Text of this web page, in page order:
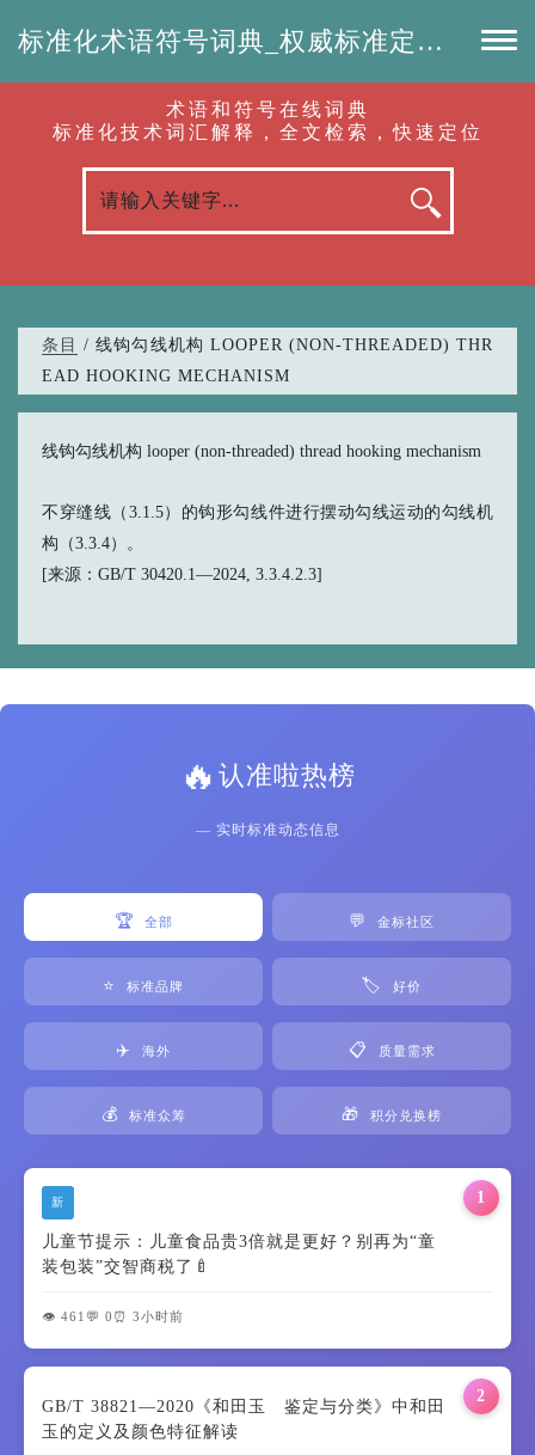
标准化术语符号词典_权威标准定义_专业词汇查询-认准啦（RenZhunLa.com）
术语和符号在线词典
标准化技术词汇解释，全文检索，快速定位
条目
/ 线钩勾线机构 LOOPER (NON-THREADED) THR
EAD HOOKING MECHANISM
线钩勾线机构 looper (non-threaded) thread hooking mechanism
不穿缝线（3.1.5）的钩形勾线件进行摆动勾线运动的勾线机
构（3.3.4）。
[来源：GB/T 30420.1—2024, 3.3.4.2.3]
🔥认准啦热榜
— 实时标准动态信息
🏆 全部 💬 金标社区
⭐ 标准品牌 🏷️ 好价
✈️ 海外 📋 质量需求
💰 标准众筹 🎁 积分兑换榜
1
新
儿童节提示：儿童食品贵3倍就是更好？别再为“童
装包装”交智商税了🍼
👁️ 461 💬 0 ⏰ 3小时前
2
GB/T 38821—2020《和田玉 鉴定与分类》中和田
玉的定义及颜色特征解读